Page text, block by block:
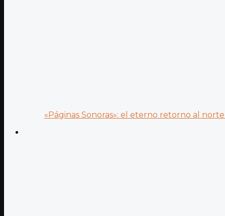
«Páginas Sonoras»: el eterno retorno al norte